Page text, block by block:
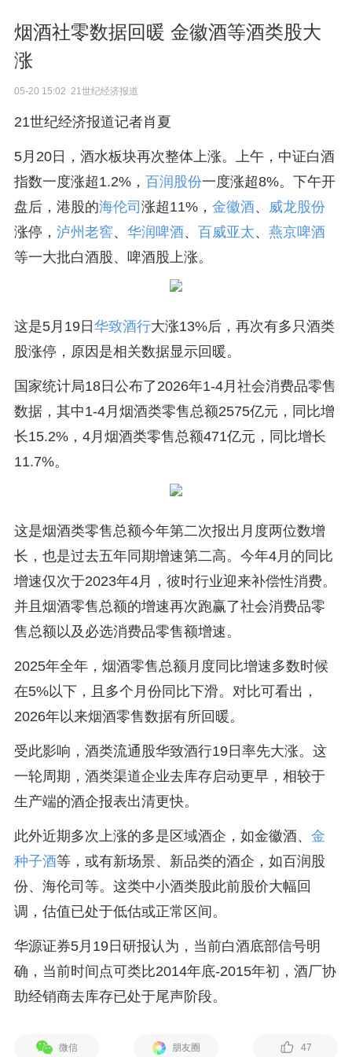
烟酒社零数据回暖 金徽酒等酒类股大
涨
05-20 15:02 21世纪经济报道
21世纪经济报道记者肖夏
5月20日，酒水板块再次整体上涨。上午，中证白酒
指数一度涨超1.2%， 百润股份一度涨超8%。下午开
盘后，港股的海伦司 涨超11%， 金徽酒、 威龙股份
涨停， 泸州老窖、 华润啤酒、 百威亚太、 燕京啤酒
等一大批白酒股、啤酒股上涨。
这是5月19日 华致酒行大涨13%后，再次有多只酒类
股涨停，原因是相关数据显示回暖。
国家统计局18日公布了2026年1-4月社会消费品零售
数据，其中1-4月烟酒类零售总额2575亿元，同比增
长15.2%，4月烟酒类零售总额471亿元，同比增长
11.7%。
这是烟酒类零售总额今年第二次报出月度两位数增
长，也是过去五年同期增速第二高。今年4月的同比
增速仅次于2023年4月，彼时行业迎来补偿性消费。
并且烟酒零售总额的增速再次跑赢了社会消费品零
售总额以及必选消费品零售额增速。
2025年全年，烟酒零售总额月度同比增速多数时候
在5%以下，且多个月份同比下滑。对比可看出，
2026年以来烟酒零售数据有所回暖。
受此影响，酒类流通股华致酒行19日率先大涨。这
一轮周期，酒类渠道企业去库存启动更早，相较于
生产端的酒企报表出清更快。
此外近期多次上涨的多是区域酒企，如金徽酒、 金
种子酒等，或有新场景、新品类的酒企，如百润股
份、海伦司等。这类中小酒类股此前股价大幅回
调，估值已处于低估或正常区间。
华源证券5月19日研报认为，当前白酒底部信号明
确，当前时间点可类比2014年底-2015年初，酒厂协
助经销商去库存已处于尾声阶段。
微信 朋友圈 47